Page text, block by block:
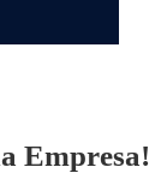
Empresa!